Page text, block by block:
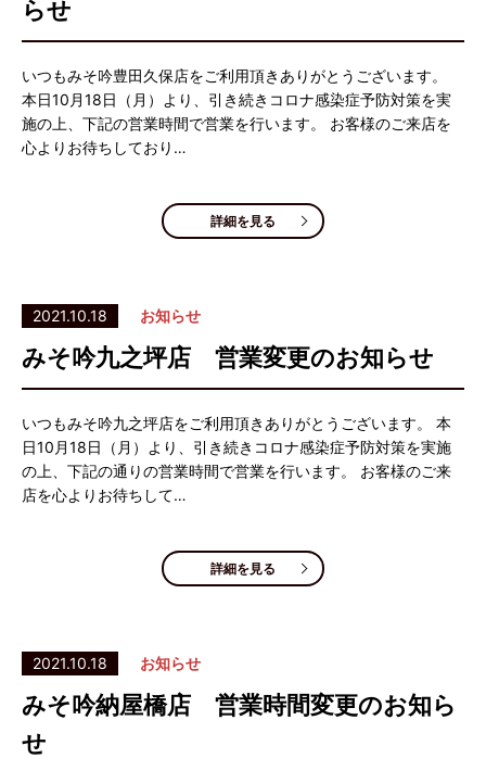
らせ
いつもみそ吟豊田久保店をご利用頂きありがとうございます。
本日10月18日（月）より、引き続きコロナ感染症予防対策を実
施の上、下記の営業時間で営業を行います。 お客様のご来店を
心よりお待ちしており…
詳細を見る
2021.10.18 お知らせ
みそ吟九之坪店 営業変更のお知らせ
いつもみそ吟九之坪店をご利用頂きありがとうございます。 本
日10月18日（月）より、引き続きコロナ感染症予防対策を実施
の上、下記の通りの営業時間で営業を行います。 お客様のご来
店を心よりお待ちして…
詳細を見る
2021.10.18 お知らせ
みそ吟納屋橋店 営業時間変更のお知ら
せ